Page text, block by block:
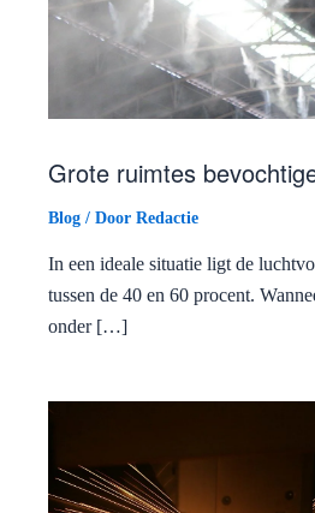
Grote ruimtes
Blog / Door Redactie
In een ideale situatie ligt de
tussen de 40 en 60 procent.
onder […]